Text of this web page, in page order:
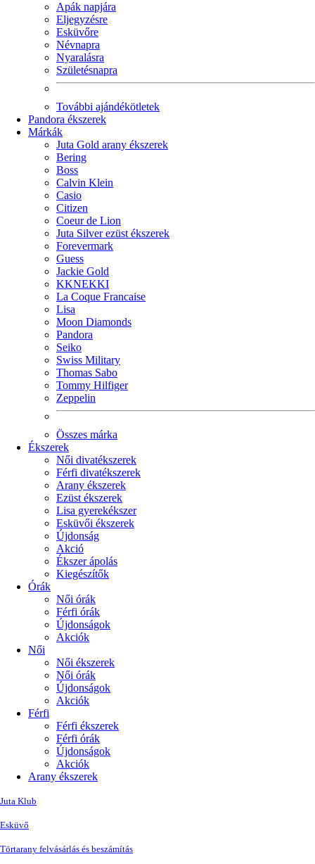
Apák napjára
Eljegyzésre
Esküvőre
Névnapra
Nyaralásra
Születésnapra
További ajándékötletek
Pandora ékszerek
Márkák
Juta Gold arany ékszerek
Bering
Boss
Calvin Klein
Casio
Citizen
Coeur de Lion
Juta Silver ezüst ékszerek
Forevermark
Guess
Jackie Gold
KKNEKKI
La Coque Francaise
Lisa
Moon Diamonds
Pandora
Seiko
Swiss Military
Thomas Sabo
Tommy Hilfiger
Zeppelin
Összes márka
Ékszerek
Női divatékszerek
Férfi divatékszerek
Arany ékszerek
Ezüst ékszerek
Lisa gyerekékszer
Esküvői ékszerek
Újdonság
Akció
Ékszer ápolás
Kiegészítők
Órák
Női órák
Férfi órák
Újdonságok
Akciók
Női
Női ékszerek
Női órák
Újdonságok
Akciók
Férfi
Férfi ékszerek
Férfi órák
Újdonságok
Akciók
Arany ékszerek
Juta Klub
Esküvő
Törtarany felvásárlás és beszámítás